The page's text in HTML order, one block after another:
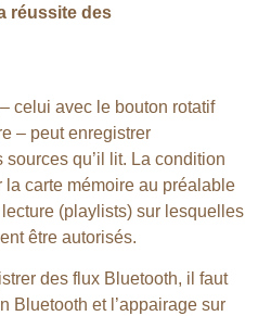
réussite des
celui avec le bouton rotatif
– peut enregistrer
qu’il lit. La condition
carte mémoire au préalable
(playlists) sur lesquelles
être autorisés.
des flux Bluetooth, il faut
Bluetooth et l’appairage sur